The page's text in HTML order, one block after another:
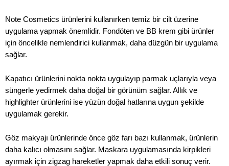
Note Cosmetics ürünlerini kullanırken temiz bir cilt üzerine
uygulama yapmak önemlidir. Fondöten ve BB krem gibi ürünler
için öncelikle nemlendirici kullanmak, daha düzgün bir uygulama
sağlar.
Kapatıcı ürünlerini nokta nokta uygulayıp parmak uçlarıyla veya
süngerle yedirmek daha doğal bir görünüm sağlar. Allık ve
highlighter ürünlerini ise yüzün doğal hatlarına uygun şekilde
uygulamak gerekir.
Göz makyajı ürünlerinde önce göz farı bazı kullanmak, ürünlerin
daha kalıcı olmasını sağlar. Maskara uygulamasında kirpikleri
ayırmak için zigzag hareketler yapmak daha etkili sonuç verir.